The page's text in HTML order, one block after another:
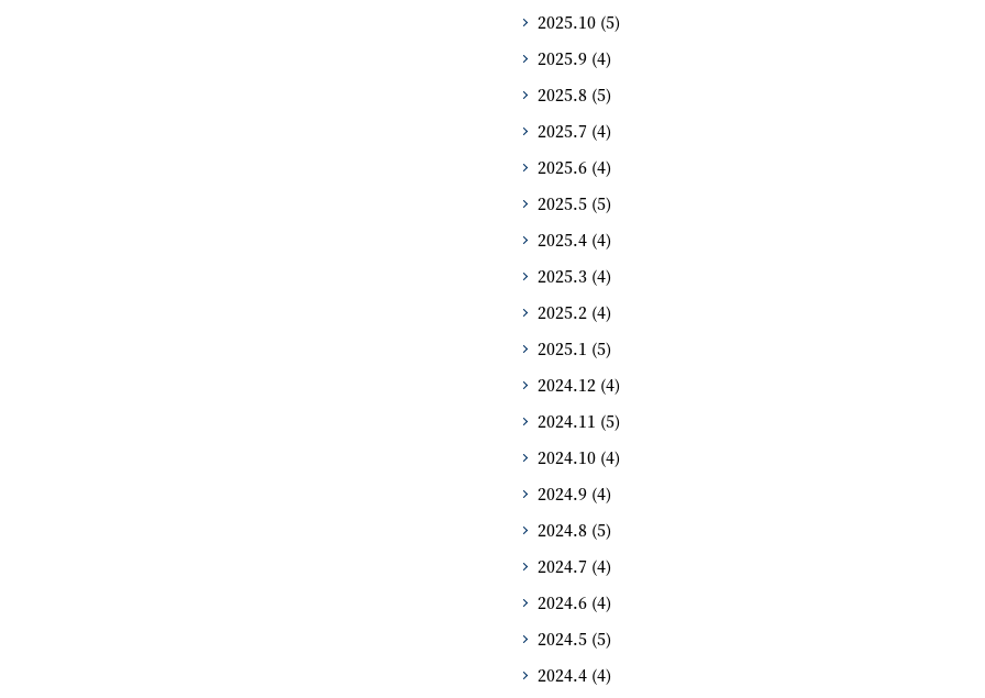
2025.10 (5)
2025.9 (4)
2025.8 (5)
2025.7 (4)
2025.6 (4)
2025.5 (5)
2025.4 (4)
2025.3 (4)
2025.2 (4)
2025.1 (5)
2024.12 (4)
2024.11 (5)
2024.10 (4)
2024.9 (4)
2024.8 (5)
2024.7 (4)
2024.6 (4)
2024.5 (5)
2024.4 (4)